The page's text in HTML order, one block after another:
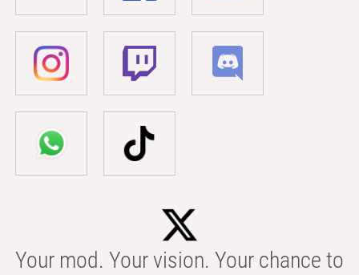
Your mod. Your vision. Your chance to